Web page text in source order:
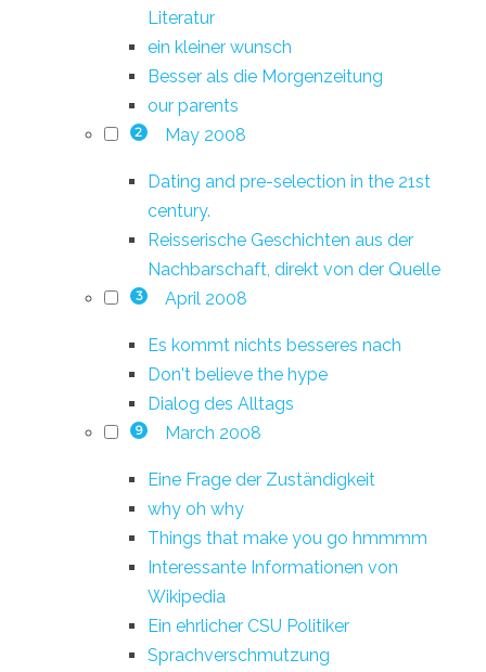
Literatur
ein kleiner wunsch
Besser als die Morgenzeitung
our parents
2 May 2008
Dating and pre-selection in the 21st
century.
Reisserische Geschichten aus der
Nachbarschaft, direkt von der Quelle
3 April 2008
Es kommt nichts besseres nach
Don't believe the hype
Dialog des Alltags
9 March 2008
Eine Frage der Zuständigkeit
why oh why
Things that make you go hmmmm
Interessante Informationen von
Wikipedia
Ein ehrlicher CSU Politiker
Sprachverschmutzung